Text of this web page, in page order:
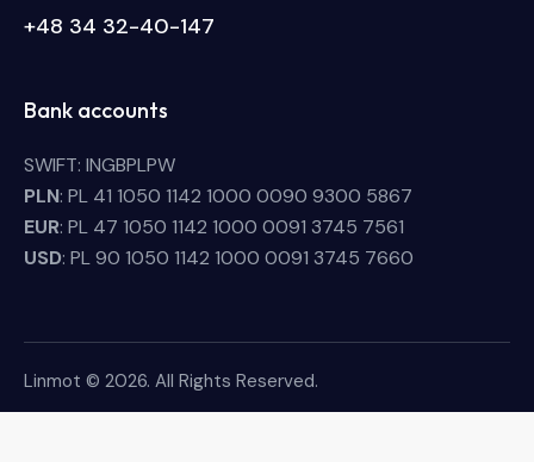
+48 34 32-40-147
Bank accounts
SWIFT: INGBPLPW
PLN: PL 41 1050 1142 1000 0090 9300 5867
EUR: PL 47 1050 1142 1000 0091 3745 7561
USD: PL 90 1050 1142 1000 0091 3745 7660
Linmot © 2026. All Rights Reserved.